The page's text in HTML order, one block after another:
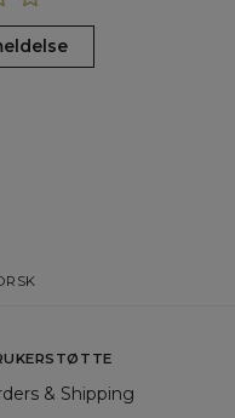
& Shipping